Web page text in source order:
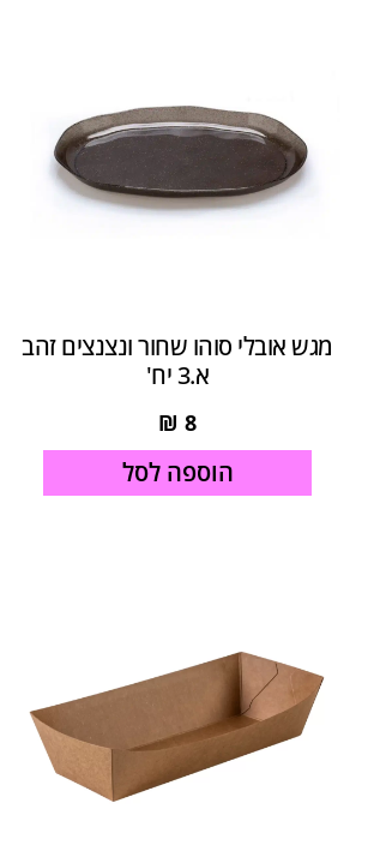
מגש אובלי סוהו שחור ונצנצים זהב
א.3 יח'
8
₪
הוספה לסל